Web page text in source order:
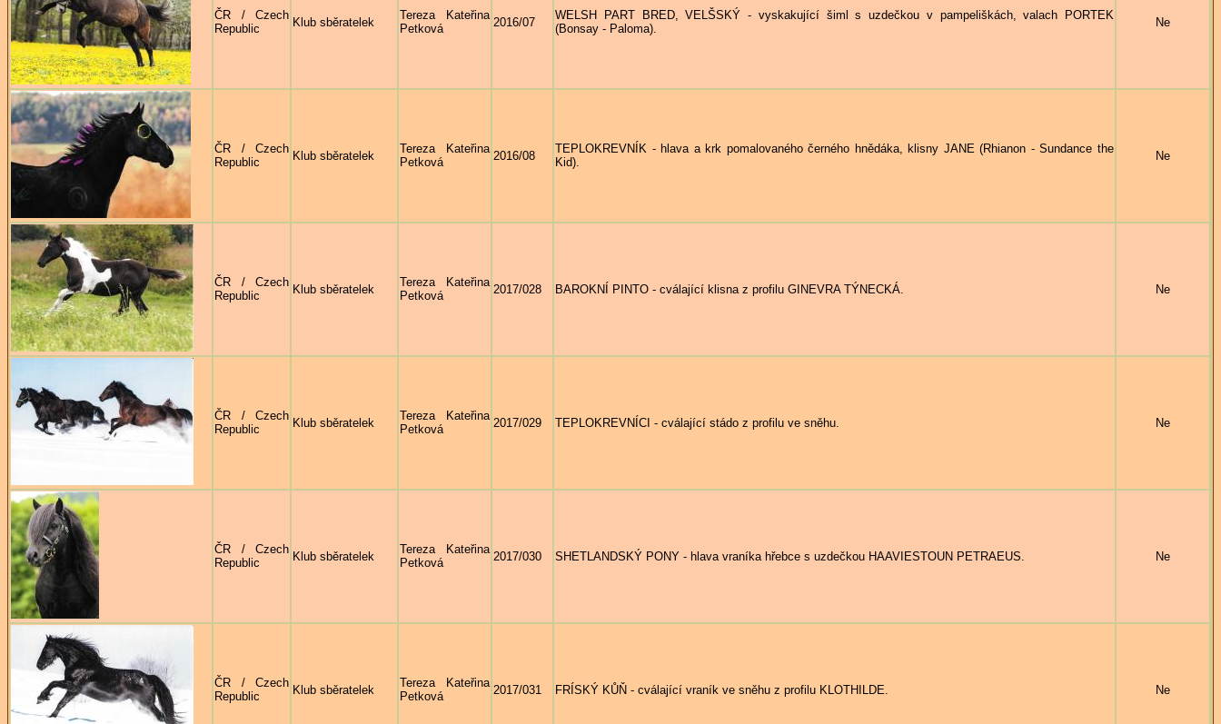
ČR / Czech
Republic
Klub sběratelek
Tereza Kateřina
Petková
2016/07
WELSH PART BRED, VELŠSKÝ - vyskakující šiml s uzdečkou v pampeliškách, valach PORTEK
(Bonsay - Paloma).
Ne
ČR / Czech
Republic
Klub sběratelek
Tereza Kateřina
Petková
2016/08
TEPLOKREVNÍK - hlava a krk pomalovaného černého hnědáka, klisny JANE (Rhianon - Sundance the
Kid).
Ne
ČR / Czech
Republic
Klub sběratelek
Tereza Kateřina
Petková
2017/028 BAROKNÍ PINTO - cválající klisna z profilu GINEVRA TÝNECKÁ. Ne
ČR / Czech
Republic
Klub sběratelek
Tereza Kateřina
Petková
2017/029 TEPLOKREVNÍCI - cválající stádo z profilu ve sněhu. Ne
ČR / Czech
Republic
Klub sběratelek
Tereza Kateřina
Petková
2017/030 SHETLANDSKÝ PONY - hlava vraníka hřebce s uzdečkou HAAVIESTOUN PETRAEUS. Ne
ČR / Czech
Republic
Klub sběratelek
Tereza Kateřina
Petková
2017/031 FRÍSKÝ KŮŇ - cválající vraník ve sněhu z profilu KLOTHILDE. Ne